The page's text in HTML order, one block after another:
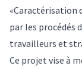
«Caractérisation
par les procédés
travailleurs et
Ce projet vise à